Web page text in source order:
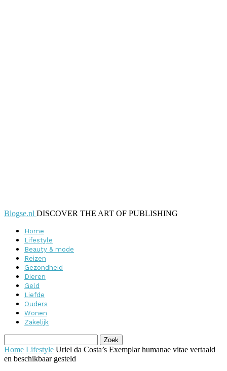
Blogse.nl DISCOVER THE ART OF PUBLISHING
Home
Lifestyle
Beauty & mode
Reizen
Gezondheid
Dieren
Geld
Liefde
Ouders
Wonen
Zakelijk
Home Lifestyle Uriel da Costa’s Exemplar humanae vitae vertaald
en beschikbaar gesteld